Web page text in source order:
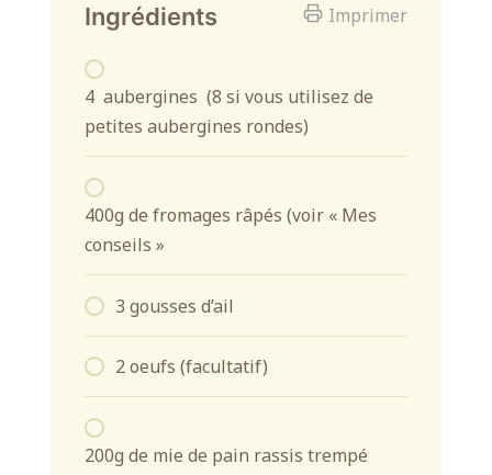
Imprimer
Ingrédients
4 aubergines (8 si vous utilisez de
petites aubergines rondes)
400g de fromages râpés (voir « Mes
conseils »
3 gousses d’ail
2 oeufs (facultatif)
200g de mie de pain rassis trempé